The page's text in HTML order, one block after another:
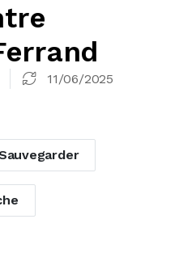
11/06/2025